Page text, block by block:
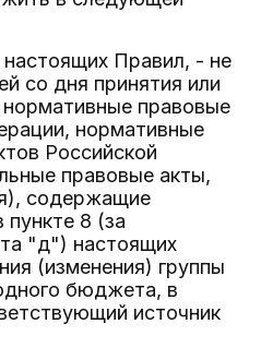
настоящих Правил, - не
со дня принятия или
нормативные правовые
нормативные
Российской
правовые акты,
содержащие
пункте 8 (за
"д") настоящих
(изменения) группы
бюджета, в
источник